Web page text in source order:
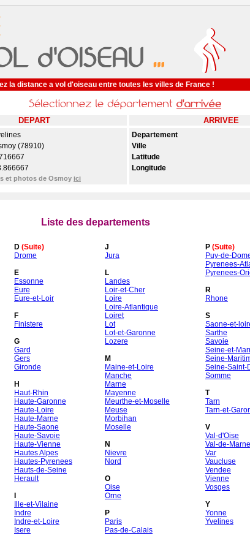
la distance a vol d'oiseau entre toutes les villes de France !
DEPART ARRIVEE
(78910)
et photos de Osmoy ici
Departement
Ville
Latitude
Longitude
Liste des departements
D (Suite)
Drome
E
Essonne
Eure
Eure-et-Loir
F
Finistere
G
Gard
Gers
Gironde
H
Haut-Rhin
Haute-Garonne
Haute-Loire
Haute-Marne
Haute-Saone
Haute-Savoie
Haute-Vienne
Hautes Alpes
Hautes-Pyrenees
Hauts-de-Seine
Herault
Ille-et-Vilaine
Indre
Indre-et-Loire
Isere
J
Jura
L
Landes
Loir-et-Cher
Loire
Loire-Atlantique
Loiret
Lot
Lot-et-Garonne
Lozere
M
Maine-et-Loire
Manche
Marne
Mayenne
Meurthe-et-Moselle
Meuse
Morbihan
Moselle
N
Nievre
Nord
O
Oise
Orne
P
Paris
Pas-de-Calais
P (Suite)
Puy-de-
Pyrenees-
Pyrenees-
R
Rhone
S
Saone-et-
Sarthe
Savoie
Seine-et-
Seine-
Seine-Saint-
Somme
T
Tarn
Tarn-et-
V
Val-d'Oise
Val-de-Marne
Var
Vaucluse
Vendee
Vienne
Vosges
Y
Yonne
Yvelines